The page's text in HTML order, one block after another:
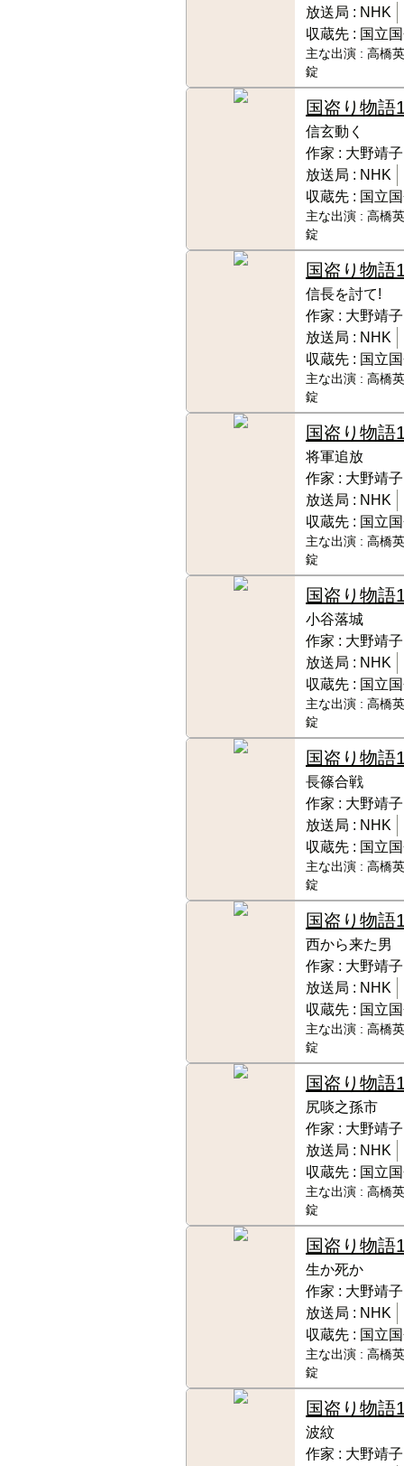
放送局 : NHK
収蔵先 : 国立
主な出演 : 高橋
錠
国盗り物語
信玄動く
作家 : 大野靖子
放送局 : NHK
収蔵先 : 国立
主な出演 : 高橋
錠
国盗り物語
信長を討て!
作家 : 大野靖子
放送局 : NHK
収蔵先 : 国立
主な出演 : 高橋
錠
国盗り物語
将軍追放
作家 : 大野靖子
放送局 : NHK
収蔵先 : 国立
主な出演 : 高橋
錠
国盗り物語
小谷落城
作家 : 大野靖子
放送局 : NHK
収蔵先 : 国立
主な出演 : 高橋
錠
国盗り物語
長篠合戦
作家 : 大野靖子
放送局 : NHK
収蔵先 : 国立
主な出演 : 高橋
錠
国盗り物語
西から来た男
作家 : 大野靖子
放送局 : NHK
収蔵先 : 国立
主な出演 : 高橋
錠
国盗り物語
尻啖之孫市
作家 : 大野靖子
放送局 : NHK
収蔵先 : 国立
主な出演 : 高橋
錠
国盗り物語
生か死か
作家 : 大野靖子
放送局 : NHK
収蔵先 : 国立
主な出演 : 高橋
錠
国盗り物語
波紋
作家 : 大野靖子